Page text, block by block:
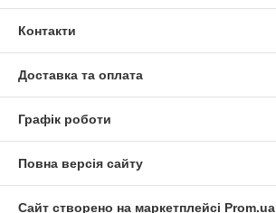
Контакти
Доставка та оплата
Графік роботи
Повна версія сайту
Сайт створено на маркетплейсі Prom.ua